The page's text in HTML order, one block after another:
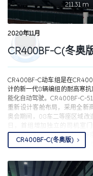
211.31 m
2020年11月
CR400BF-C(冬奥
CR400BF-C动车组是在
计的新一代8辆编组的耐高寒
能化自动驾驶。CR400BF-C-
重新设计客舱布局，采用全新
奥会期间，08车二等座区域改
日，首组增加独立的司机室
CR400BF-C-5162抵京并参与
的司机室门，便于司机乘降
CR400BF-C-5162投入运营，
次。2022年04月起，
CR400BF-C(冬奥版)